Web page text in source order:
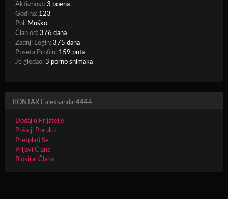
Aktivnost: 3 poena
Godina: 123
Pol: Muško
Član od: 376 dana
Zadnji Login: 375 dana
Poseta Profilu: 159 puta
Je gledao: 3 porno snimaka
KONTAKT aleksandar4444
Dodaj u Prijatelje
Pošalji Poruku
Pretplati Se
Prijavi Člana
Blokiraj Člana